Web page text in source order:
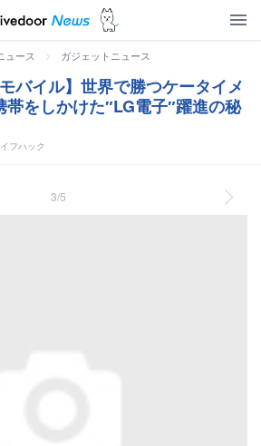
ュース > ガジェットニュース
バイル】世界で勝つケータイメ
をしかけた″LG電子″躍進の秘
フハック
3/5